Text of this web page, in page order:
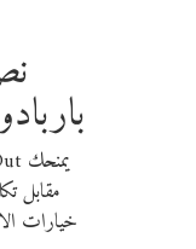
مقابل
خيارات